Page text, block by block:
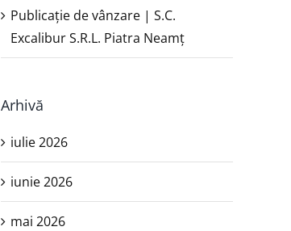
Publicație de vânzare | S.C.
Excalibur S.R.L. Piatra Neamţ
Arhivă
iulie 2026
iunie 2026
mai 2026